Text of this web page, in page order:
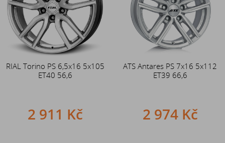
RIAL Torino PS 6,5x16 5x105
ET40 56,6
2 911 Kč
ATS Antares PS 7x16 5x112
ET39 66,6
2 974 Kč